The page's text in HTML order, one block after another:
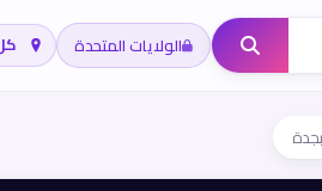
الولايات المتحدة